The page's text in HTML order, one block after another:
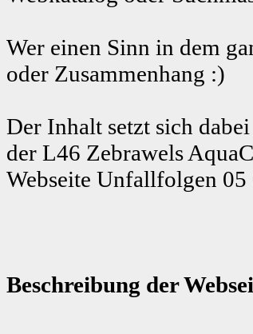
Wer einen Sinn in dem
oder Zusammenhang :)
Der Inhalt setzt sich
der L46 Zebrawels
Webseite Unfallfolgen
Beschreibung der